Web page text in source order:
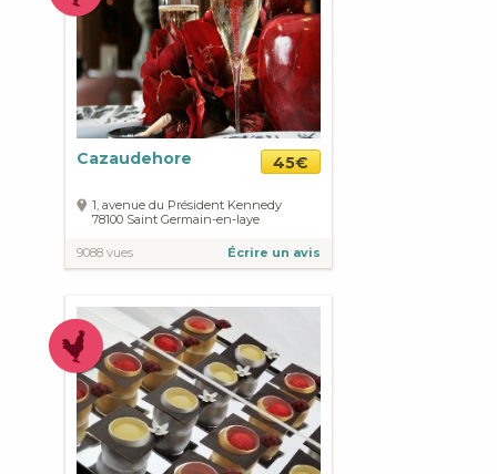
Cazaudehore 45€
1, avenue du Président Kennedy
78100 Saint Germain-en-laye
9088 vues Écrire un avis